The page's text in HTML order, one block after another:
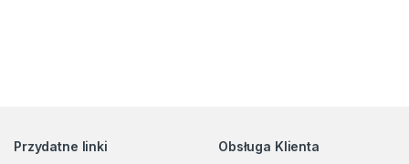
Przydatne linki
Obsługa Klienta